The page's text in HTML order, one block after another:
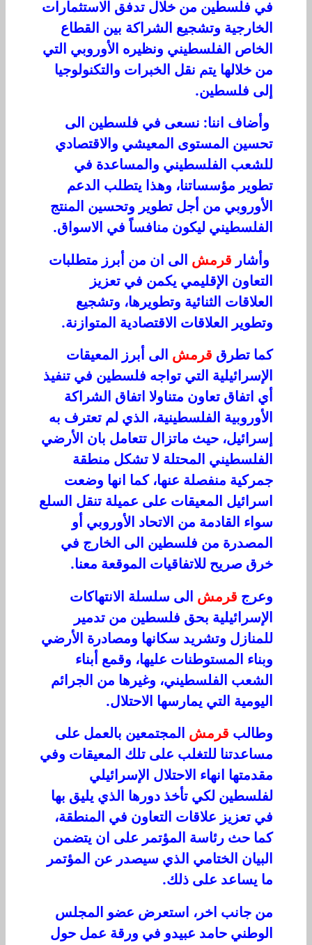
في فلسطين من خلال تدفق الاستثمارات
الخارجية وتشجيع الشراكة بين القطاع
الخاص الفلسطيني ونظيره الأوروبي التي
من خلالها يتم نقل الخبرات والتكنولوجيا
إلى فلسطين.
وأضاف اننا: نسعى في فلسطين الى
تحسين المستوى المعيشي والاقتصادي
للشعب الفلسطيني والمساعدة في
تطوير مؤسساتنا، وهذا يتطلب الدعم
الأوروبي من أجل تطوير وتحسين المنتج
الفلسطيني ليكون منافساً في الاسواق.
وأشار قرمش الى ان من أبرز متطلبات
التعاون الإقليمي يكمن في تعزيز
العلاقات الثنائية وتطويرها، وتشجيع
وتطوير العلاقات الاقتصادية المتوازنة.
كما تطرق قرمش الى أبرز المعيقات
الإسرائيلية التي تواجه فلسطين في تنفيذ
أي اتفاق تعاون متناولا اتفاق الشراكة
الأوروبية الفلسطينية، الذي لم تعترف به
إسرائيل، حيث ماتزال تتعامل بان الأرضي
الفلسطيني المحتلة لا تشكل منطقة
جمركية منفصلة عنها، كما انها وضعت
اسرائيل المعيقات على عميلة تنقل السلع
سواء القادمة من الاتحاد الأوروبي أو
المصدرة من فلسطين الى الخارج في
خرق صريح للاتفاقيات الموقعة معنا.
وعرج قرمش الى سلسلة الانتهاكات
الإسرائيلية بحق فلسطين من تدمير
للمنازل وتشريد سكانها ومصادرة الأرضي
وبناء المستوطنات عليها، وقمع أبناء
الشعب الفلسطيني، وغيرها من الجرائم
اليومية التي يمارسها الاحتلال.
وطالب قرمش المجتمعين بالعمل على
مساعدتنا للتغلب على تلك المعيقات وفي
مقدمتها انهاء الاحتلال الإسرائيلي
لفلسطين لكي تأخذ دورها الذي يليق بها
في تعزيز علاقات التعاون في المنطقة،
كما حث رئاسة المؤتمر على ان يتضمن
البيان الختامي الذي سيصدر عن المؤتمر
ما يساعد على ذلك.
من جانب اخر، استعرض عضو المجلس
الوطني حامد عبيدو في ورقة عمل حول